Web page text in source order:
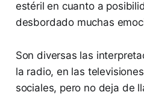
estéril en cuanto a
desbordado muchas
Son diversas las
la radio, en las
sociales, pero no deja de